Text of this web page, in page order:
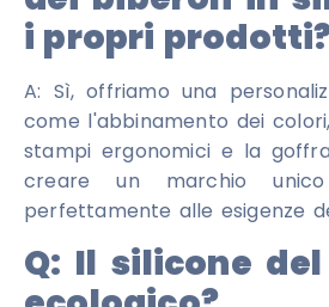
i propri
A: Sì, offriamo una
come l'abbinamento dei
stampi ergonomici e la
creare un marchio
perfettamente alle esigenze
Q: Il silicone